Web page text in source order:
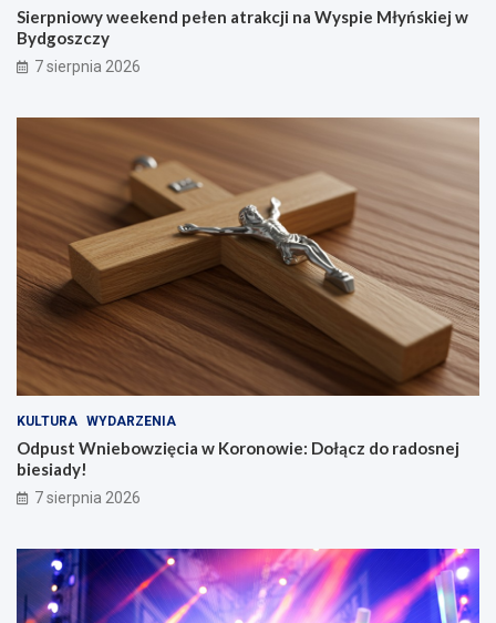
Sierpniowy weekend pełen atrakcji na Wyspie Młyńskiej w
Bydgoszczy
7 sierpnia 2026
KULTURA WYDARZENIA
Odpust Wniebowzięcia w Koronowie: Dołącz do radosnej
biesiady!
7 sierpnia 2026